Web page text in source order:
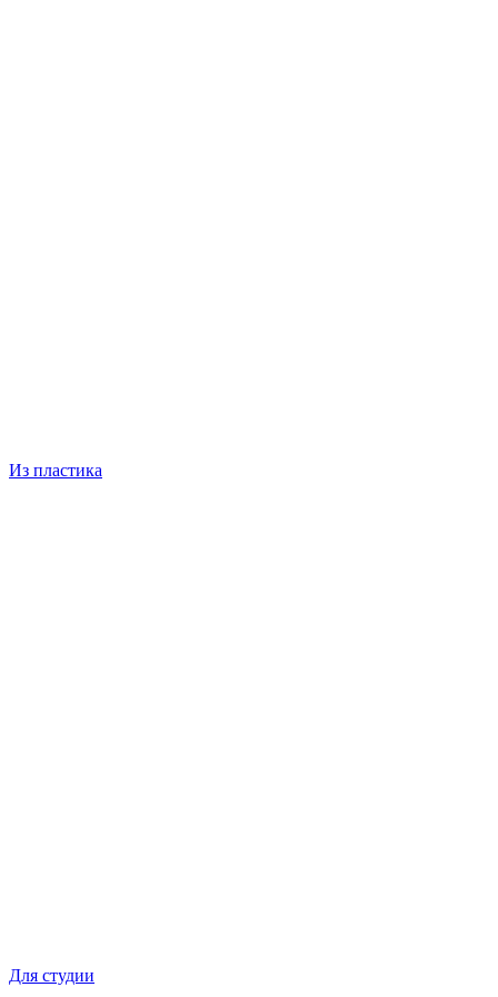
Из пластика
Для студии